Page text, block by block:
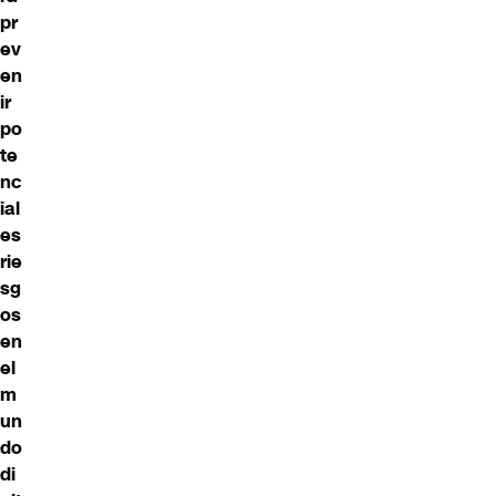
pr
ev
en
ir
po
te
nc
ial
es
rie
sg
os
en
el
m
un
do
di